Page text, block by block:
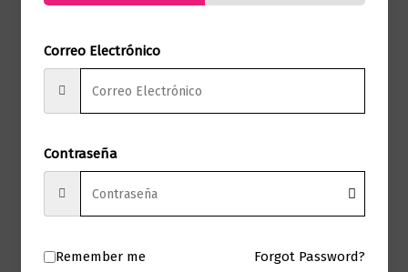
Autor
Plaza
Sello Editorial Planeta
Formato
Presentación
Correo Electrónico
Contraseña
Remember me Forgot Password?